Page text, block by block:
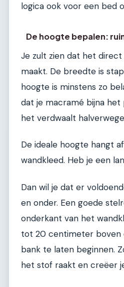
logica ook voor een bed
De hoogte bepalen:
Je zult zien dat het
maakt. De breedte is
hoogte is minstens zo
dat je macramé bijna
het verdwaalt
De ideale hoogte hangt
wandkleed. Heb je een
Dan wil je dat er
en onder. Een goede
onderkant van het
tot 20 centimeter boven
bank te laten beginnen.
het stof raakt en creëer